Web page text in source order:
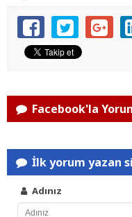
Facebook'la
İlk yorum yazan
Adınız